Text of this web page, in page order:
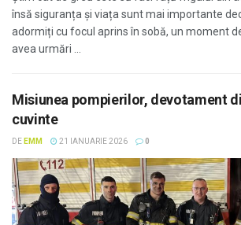
însă siguranța și viața sunt mai importante
adormiți cu focul aprins în sobă, un moment
avea urmări ...
Misiunea pompierilor, devotament
cuvinte
DE EMM 21 IANUARIE 2026 0